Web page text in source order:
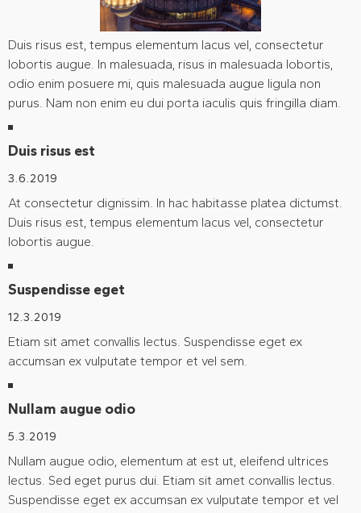
Duis risus est, tempus elementum lacus vel, consectetur
lobortis augue. In malesuada, risus in malesuada lobortis,
odio enim posuere mi, quis malesuada augue ligula non
purus. Nam non enim eu dui porta iaculis quis fringilla diam.
Duis risus est
3.6.2019
At consectetur dignissim. In hac habitasse platea dictumst.
Duis risus est, tempus elementum lacus vel, consectetur
lobortis augue.
Suspendisse eget
12.3.2019
Etiam sit amet convallis lectus. Suspendisse eget ex
accumsan ex vulputate tempor et vel sem.
Nullam augue odio
5.3.2019
Nullam augue odio, elementum at est ut, eleifend ultrices
lectus. Sed eget purus dui. Etiam sit amet convallis lectus.
Suspendisse eget ex accumsan ex vulputate tempor et vel